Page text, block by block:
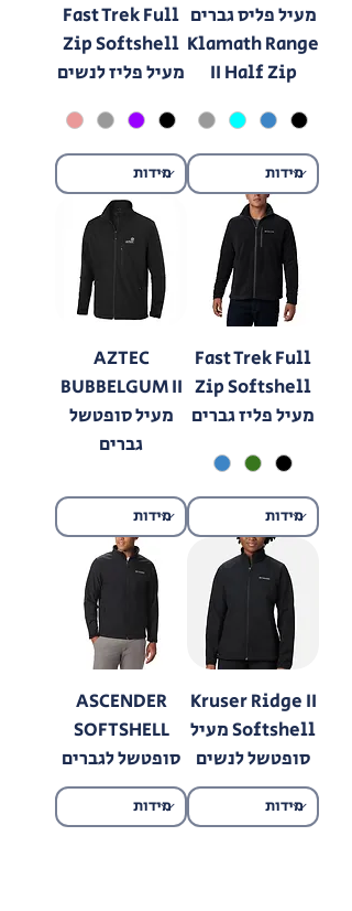
מעיל פליס גברים
Klamath Range
II Half Zip
Fast Trek Full
Zip Softshell
מעיל פליז לנשים
Fast Trek Full
Zip Softshell
מעיל פליז גברים
AZTEC
BUBBELGUM II
מעיל סופטשל
גברים
Kruser Ridge II
Softshell מעיל
סופטשל לנשים
ASCENDER
SOFTSHELL
סופטשל לגברים